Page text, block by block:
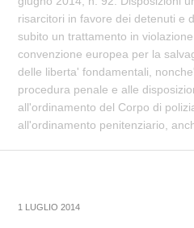
risarcitori in favore dei detenuti e
subito un trattamento in
convenzione europea per la
delle liberta' fondamentali,
procedura penale e alle
all'ordinamento del Corpo di
all'ordinamento penitenziario,
1 LUGLIO 2014